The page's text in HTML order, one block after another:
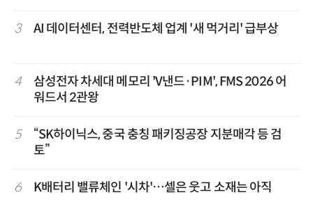
3 AI 데이터센터, 전력반도체 업계 '새 먹거리' 급부상
4
삼성전자 차세대 메모리 'V낸드·PIM', FMS 2026 어
워드서 2관왕
5
“SK하이닉스, 중국 충칭 패키징공장 지분매각 등 검
토”
6 K배터리 밸류체인 '시차'…셀은 웃고 소재는 아직